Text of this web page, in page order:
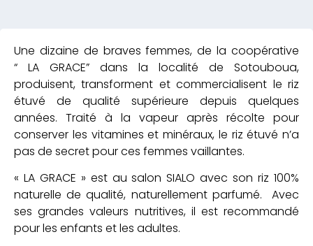
Une dizaine de braves femmes, de la coopérative
“ LA GRACE” dans la localité de Sotouboua,
produisent, transforment et commercialisent le riz
étuvé de qualité supérieure depuis quelques
années. Traité à la vapeur après récolte pour
conserver les vitamines et minéraux, le riz étuvé n’a
pas de secret pour ces femmes vaillantes.
« LA GRACE » est au salon SIALO avec son riz 100%
naturelle de qualité, naturellement parfumé. Avec
ses grandes valeurs nutritives, il est recommandé
pour les enfants et les adultes.